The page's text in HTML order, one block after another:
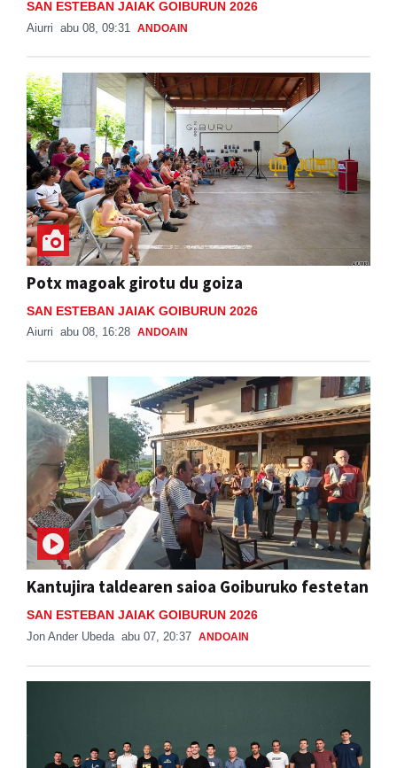
SAN ESTEBAN JAIAK GOIBURUN 2026
Aiurri abu 08, 09:31 ANDOAIN
Potx magoak girotu du goiza
SAN ESTEBAN JAIAK GOIBURUN 2026
Aiurri abu 08, 16:28 ANDOAIN
Kantujira taldearen saioa Goiburuko festetan
SAN ESTEBAN JAIAK GOIBURUN 2026
Jon Ander Ubeda abu 07, 20:37 ANDOAIN